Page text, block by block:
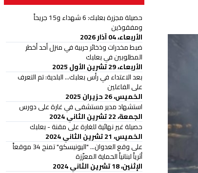
حصيلة مجزرة بعلبك: 6 شهداء و15 جريحاً
ومفقودَين
الأربعاء، 04 آذار 2026
ضبط مخدرات وذخائر حربية في منزل أحد أخطر
المطلوبين في بعلبك
الأربعاء، 29 تشرين الأول 2025
بعد الاعتداء في رأس بعلبك... البلدية: تم التعرف
على الفاعلين
الخميس، 26 حزيران 2025
استشهاد مدير مستشفى في غارة على دورس
الجمعة، 22 تشرين الثاني 2024
حصيلة غير نهائية للغارة على مقنة - بعلبك
الخميس، 21 تشرين الثاني 2024
على وقع العدوان... "اليونيسكو" تمنح 34 موقعاً
أثرياً لبنانياً الحماية المعزّزة
الإثنين، 18 تشرين الثاني 2024